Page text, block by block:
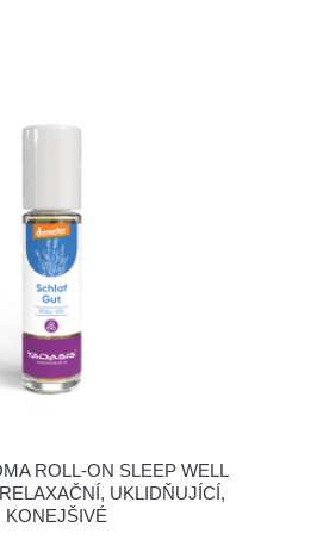
ROLL-ON SLEEP WELL
UKLIDŇUJÍCÍ,
KONEJŠIVÉ